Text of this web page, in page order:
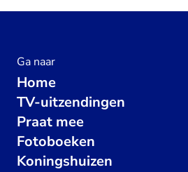
Ga naar
Home
TV-uitzendingen
Praat mee
Fotoboeken
Koningshuizen